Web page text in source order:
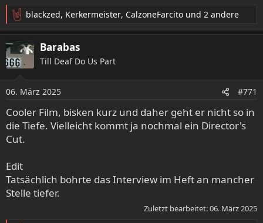
R
e
a
k
t
n
e
n
:
blackzed, Kerkermeister, CalzoneFarcito und 2 andere
Barabas
Till Deaf Do Us Part
06. März 2025 #771
Cooler Film, bisken kurz und daher geht er nicht so in
die Tiefe. Vielleicht kommt ja nochmal ein Director's
Cut.
Edit
Tatsächlich bohrte das Interview im Heft an mancher
Stelle tiefer.
Zuletzt bearbeitet:06. März 2025